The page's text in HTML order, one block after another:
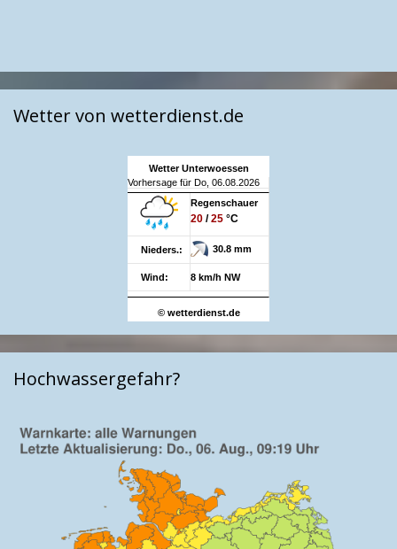
Wetter von wetterdienst.de
Wetter Unterwoessen
Vorhersage für Do, 06.08.2026
Regenschauer
20 /25 °C
Nieders.: 30.8 mm
Wind: 8 km/h NW
© wetterdienst.de
Hochwassergefahr?